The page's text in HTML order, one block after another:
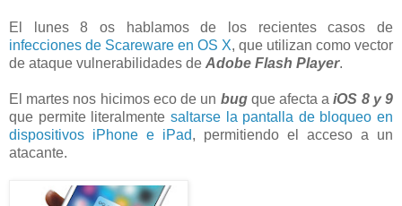
El lunes 8 os hablamos de los recientes casos de
infecciones de Scareware en OS X, que utilizan como vector
de ataque vulnerabilidades de Adobe Flash Player.
El martes nos hicimos eco de un bug que afecta aiOS 8 y 9
que permite literalmente saltarse la pantalla de bloqueo en
dispositivos iPhone e iPad, permitiendo el acceso a un
atacante.